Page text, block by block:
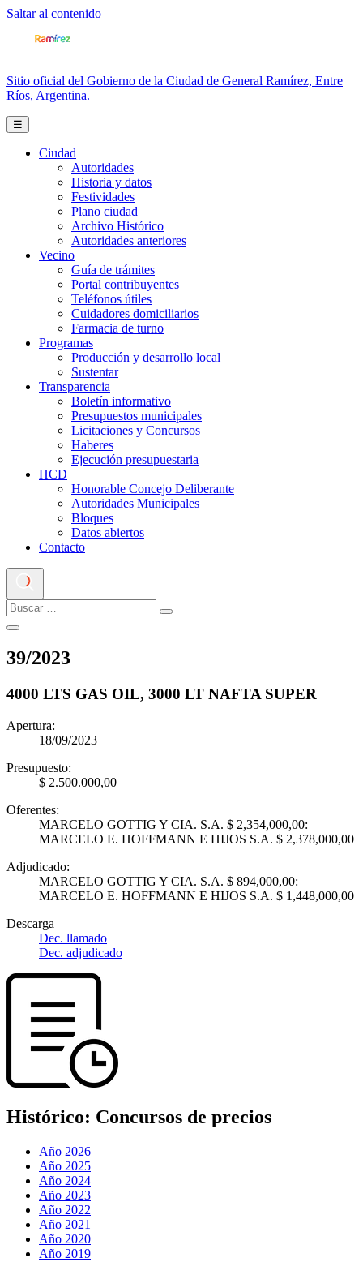
Saltar al contenido
Sitio oficial del Gobierno de la Ciudad de General Ramírez, Entre
Ríos, Argentina.
☰
Ciudad
Autoridades
Historia y datos
Festividades
Plano ciudad
Archivo Histórico
Autoridades anteriores
Vecino
Guía de trámites
Portal contribuyentes
Teléfonos útiles
Cuidadores domiciliarios
Farmacia de turno
Programas
Producción y desarrollo local
Sustentar
Transparencia
Boletín informativo
Presupuestos municipales
Licitaciones y Concursos
Haberes
Ejecución presupuestaria
HCD
Honorable Concejo Deliberante
Autoridades Municipales
Bloques
Datos abiertos
Contacto
39/2023
4000 LTS GAS OIL, 3000 LT NAFTA SUPER
Apertura:
18/09/2023
Presupuesto:
$ 2.500.000,00
Oferentes:
MARCELO GOTTIG Y CIA. S.A. $ 2,354,000,00:
MARCELO E. HOFFMANN E HIJOS S.A. $ 2,378,000,00
Adjudicado:
MARCELO GOTTIG Y CIA. S.A. $ 894,000,00:
MARCELO E. HOFFMANN E HIJOS S.A. $ 1,448,000,00
Descarga
Dec. llamado
Dec. adjudicado
Histórico: Concursos de precios
Año 2026
Año 2025
Año 2024
Año 2023
Año 2022
Año 2021
Año 2020
Año 2019